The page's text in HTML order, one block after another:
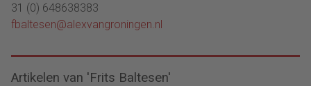
31 (0) 648638383
fbaltesen@alexvangroningen.nl
Artikelen van 'Frits Baltesen'